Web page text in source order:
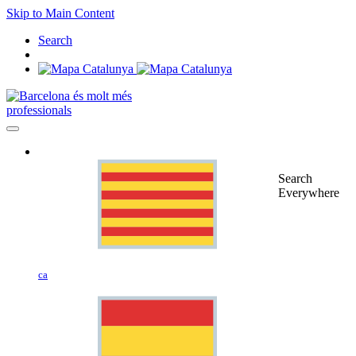
Skip to Main Content
Search
professionals
ca
Search
Everywhere